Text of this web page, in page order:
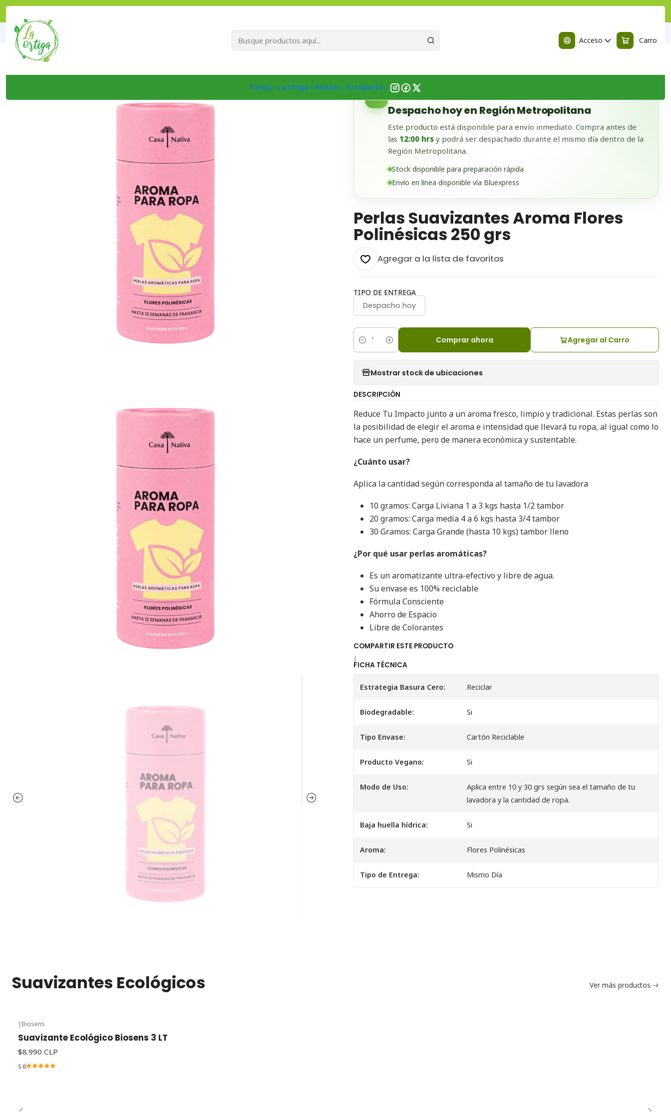
Acceso Carro
Tienda La Ortiga Reduce Tu Impacto
Limpieza y Lavado Suavizantes Ecológicos Perlas Suavizantes Aroma Flores Polinésicas 250 grs
✓ DISPONIBLE EN BODEGA
Despacho hoy en Región Metropolitana
Este producto está disponible para envío inmediato. Compra antes de
las 12:00 hrs y podrá ser despachado durante el mismo día dentro de la
Región Metropolitana.
Stock disponible para preparación rápida
Envío en línea disponible vía Bluexpress
Perlas Suavizantes Aroma Flores
Polinésicas 250 grs
Agregar a la lista de favoritos
TIPO DE ENTREGA
Despacho hoy
Cantidad
Agregar al Carro
Comprar ahora
Mostrar stock de ubicaciones
DESCRIPCIÓN
Reduce Tu Impacto junto a un aroma fresco, limpio y tradicional. Estas perlas son
la posibilidad de elegir el aroma e intensidad que llevará tu ropa, al igual como lo
hace un perfume, pero de manera económica y sustentable.
¿Cuánto usar?
Aplica la cantidad según corresponda al tamaño de tu lavadora
10 gramos: Carga Liviana 1 a 3 kgs hasta 1/2 tambor
20 gramos: Carga media 4 a 6 kgs hasta 3/4 tambor
30 Gramos: Carga Grande (hasta 10 kgs) tambor lleno
¿Por qué usar perlas aromáticas?
Es un aromatizante ultra-efectivo y libre de agua.
Su envase es 100% reciclable
Fórmula Consciente
Ahorro de Espacio
Libre de Colorantes
COMPARTIR ESTE PRODUCTO
|
FICHA TÉCNICA
Estrategia Basura Cero: Reciclar
Biodegradable: Si
Tipo Envase: Cartón Reciclable
Producto Vegano: Si
Modo de Uso:
Aplica entre 10 y 30 grs según sea el tamaño de tu
lavadora y la cantidad de ropa.
Baja huella hídrica: Si
Aroma: Flores Polinésicas
Tipo de Entrega: Mismo Día
Suavizantes Ecológicos Ver más productos
| Biosens
Suavizante Ecológico Biosens 3 LT
$8.990 CLP
5.0